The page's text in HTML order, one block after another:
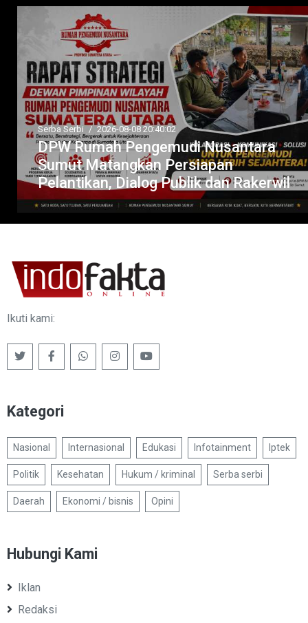
Serba Serbi / 2026-08-08 20:40:02
DPW Rumah Pengemudi Nusantara
Sumut Matangkan Persiapan
Pelantikan, Dialog Publik dan Rakerwil
Ikuti kami:
Kategori
Nasional Internasional Edukasi Infotainment Iptek
Politik Kesehatan Hukum / kriminal Serba serbi
Daerah Ekonomi / bisnis Opini
Hubungi Kami
Iklan
Redaksi